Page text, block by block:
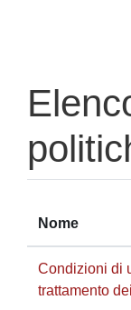
Nome
Condizioni di
trattamento